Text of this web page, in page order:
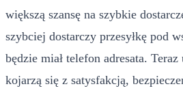
większą szansę na szybkie
szybciej dostarczy przesyłkę pod
będzie miał telefon adresata.
kojarzą się z satysfakcją,